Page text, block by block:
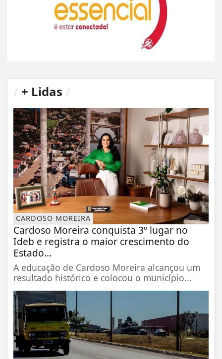
+ Lidas
CARDOSO MOREIRA
Cardoso Moreira conquista 3º lugar no
Ideb e registra o maior crescimento do
Estado...
A educação de Cardoso Moreira alcançou um
resultado histórico e colocou o município...